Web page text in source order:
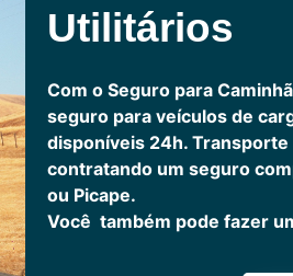
Utilitários
Com o Seguro para
seguro para veículos de
disponíveis 24h. Transporte
contratando um seguro
ou Picape.
Você também pode fazer